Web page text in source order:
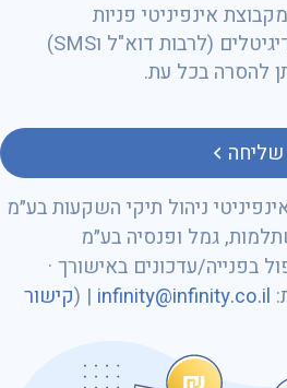
אינפיניטי פניות
ועדכונים באמצעים דיגיטלים (לרבות דוא"ל וSMS)
להסרה בכל עת.
שליחה
ניהול תיקי השקעות בע״מ
השתלמות, גמל ופנסיה בע״מ
טיפול בפנייה/עדכונים באישורך ·
infinity@infinity.co.il
| (קישור